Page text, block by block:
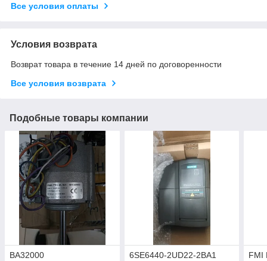
Все условия оплаты
Условия возврата
Возврат товара в течение 14 дней по договоренности
Все условия возврата
Подобные товары компании
BA32000 6SE6440-2UD22-2BA1 FMI